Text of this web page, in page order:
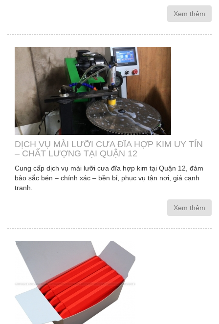
Xem thêm
DỊCH VỤ MÀI LƯỠI CƯA ĐĨA HỢP KIM UY TÍN
– CHẤT LƯỢNG TẠI QUẬN 12
Cung cấp dịch vụ mài lưỡi cưa đĩa hợp kim tại Quận 12, đảm
bảo sắc bén – chính xác – bền bỉ, phục vụ tận nơi, giá cạnh
tranh.
Xem thêm